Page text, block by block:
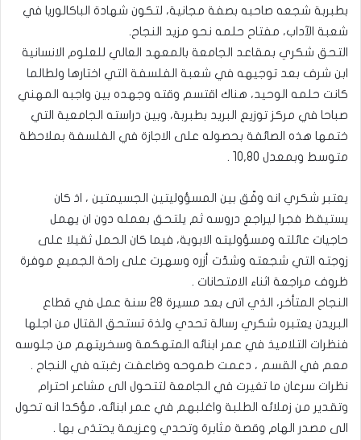
بطبربة شجعه صاحبه بصفة مجانية، لتكون شهادة الباكالوريا في
شعبة الآداب، مفتاح حلمه نحو مزيد النجاح.
التحق شكري بمقاعد الجامعة بالمعهد العالي للعلوم الانسانية
ابن شرف بعد توجيهه في شعبة الفلسفة التي اختارها ولطالما
كانت حلمه الوحيد، هناك اقتسم وقته وجهده بين واجبه المهني
صباحا في مركز توزيع البريد بطبربة، وبين دراسته الجامعية التي
ختمها هذه الصائفة بحصوله على الاجازة في الفلسفة بملاحظة
متوسط وبمعدل 10,80 .
يعتبر شكري انه وفّق بين المسؤوليتين الجسيمتين ، اذ كان
يستيقظ فجرا ليراجع دروسه ثم يلتحق بعمله دون ان يهمل
حاجيات عائلته ومسؤوليته الابوية، فيما كان الحمل ثقيلا على
زوجته التي شجعته وشدّت أزره وسهرت على راحة الجميع موفرة
ظروف مراجعة اثناء الامتحانات .
النجاح المتأخر، الذي اتى بعد مسيرة 28 سنة عمل في قطاع
البريدن يعتبره شكري رسالة تحدي ولذة تستحق القتال من اجلها
فنظرات التلاميذ في عمر ابنائه المتهكمة وسخريتهم من جلوسه
معم في القسم ، دعمت طموحه وضاعفت رغبته في النجاح .
نظرات سرعان ما تغيرت في الجامعة لتتحول الى مشاعر احترام
وتقدير من زملائه الطلبة واغلبهم في عمر ابنائه، مؤكدا انه تحول
الى مصدر الهام وقصة مثابرة وتحدي وعزيمة يحتذى بها .